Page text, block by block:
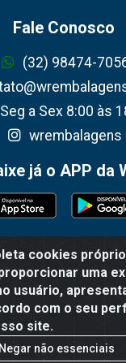
cookies
uma
usuário,
com o seu
site.
Negar não essenciais
Fale Conosco
(32) 98474-
Seg a Sex 8:00 às
wrembalagens
já o APP da
- R. Cel. Teodoro Gomes
/ MG - CEP
02.692.206/0001-55